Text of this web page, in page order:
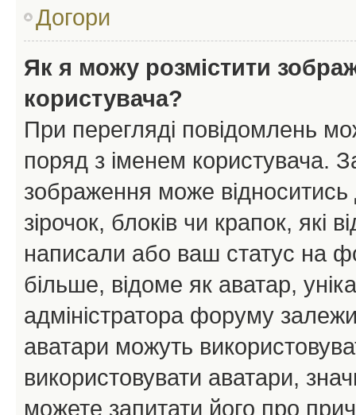
Догори
Як я можу розмістити
користувача?
При перегляді повідомлень
поряд з іменем користувача.
зображення може відноситись
зірочок, блоків чи крапок, які
написали або ваш статус на
більше, відоме як аватар,
адміністратора форуму
аватари можуть
використовувати аватари,
можете запитати його про